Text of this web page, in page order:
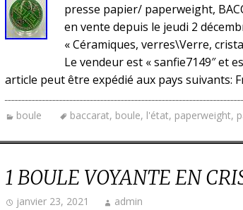
presse papier/ paperweight,
en vente depuis le jeudi 2
« Céramiques, verres\Verre,
Le vendeur est « sanfie7149″ et
article peut être expédié aux pays suivants:
boule baccarat, boule, l'état, paperweight,
1 BOULE VOYANTE EN
janvier 23, 2021 admin